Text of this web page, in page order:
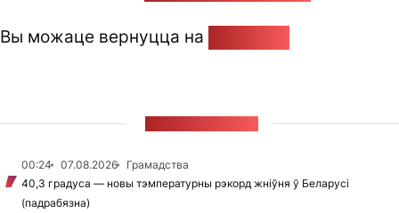
Вы можаце вернуцца на
00:24 07.08.2026
Грамадства
40,3 градуса — новы тэмпературны рэкорд жніўня ў Беларусі
(падрабязна)